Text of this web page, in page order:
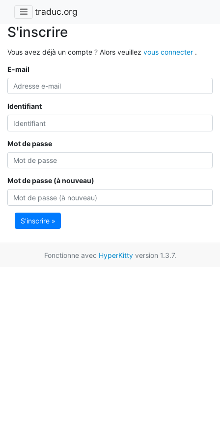
traduc.org
S'inscrire
Vous avez déjà un compte ? Alors veuillez vous connecter .
E-mail
Identifiant
Mot de passe
Mot de passe (à nouveau)
S'inscrire »
Fonctionne avec HyperKittyversion 1.3.7.